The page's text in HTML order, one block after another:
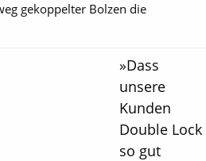
gekoppelter Bolzen die
»Dass
unsere
Kunden
Double Lock
so gut